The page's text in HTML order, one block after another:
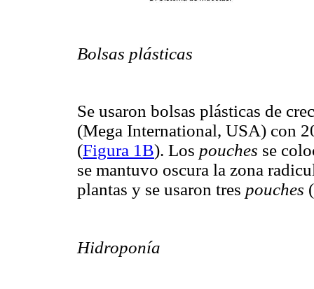
Bolsas plásticas
Se usaron bolsas plásticas de
(Mega International, USA) con
(Figura 1B). Los pouches se
se mantuvo oscura la zona
plantas y se usaron tres pouches
Hidroponía